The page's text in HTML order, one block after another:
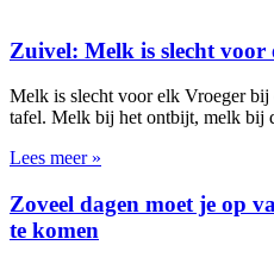
Zuivel: Melk is slecht voor
Melk is slecht voor elk Vroeger
tafel. Melk bij het ontbijt, melk bij
Lees meer »
Zoveel dagen moet je op
te komen